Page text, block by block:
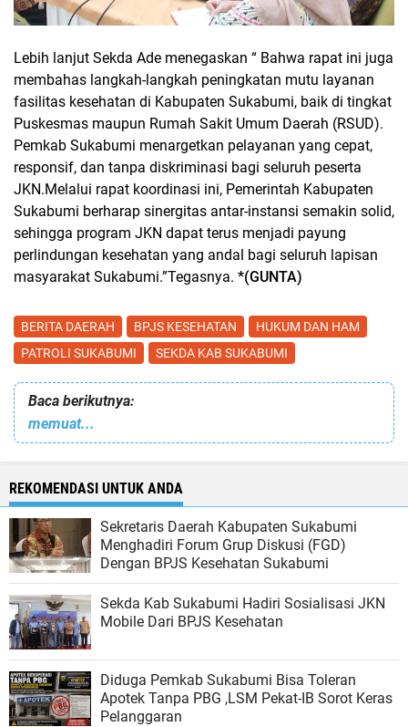
Lebih lanjut Sekda Ade menegaskan “ Bahwa rapat ini juga
membahas langkah-langkah peningkatan mutu layanan
fasilitas kesehatan di Kabupaten Sukabumi, baik di tingkat
Puskesmas maupun Rumah Sakit Umum Daerah (RSUD).
Pemkab Sukabumi menargetkan pelayanan yang cepat,
responsif, dan tanpa diskriminasi bagi seluruh peserta
JKN.Melalui rapat koordinasi ini, Pemerintah Kabupaten
Sukabumi berharap sinergitas antar-instansi semakin solid,
sehingga program JKN dapat terus menjadi payung
perlindungan kesehatan yang andal bagi seluruh lapisan
masyarakat Sukabumi.”Tegasnya. *(GUNTA)
BERITA DAERAH BPJS KESEHATAN
HUKUM DAN HAM
PATROLI SUKABUMI
SEKDA KAB SUKABUMI
Baca berikutnya:
memuat...
REKOMENDASI UNTUK ANDA
Sekretaris Daerah Kabupaten Sukabumi
Menghadiri Forum Grup Diskusi (FGD)
Dengan BPJS Kesehatan Sukabumi
Sekda Kab Sukabumi Hadiri Sosialisasi JKN
Mobile Dari BPJS Kesehatan
Diduga Pemkab Sukabumi Bisa Toleran
Apotek Tanpa PBG ,LSM Pekat-IB Sorot Keras
Pelanggaran